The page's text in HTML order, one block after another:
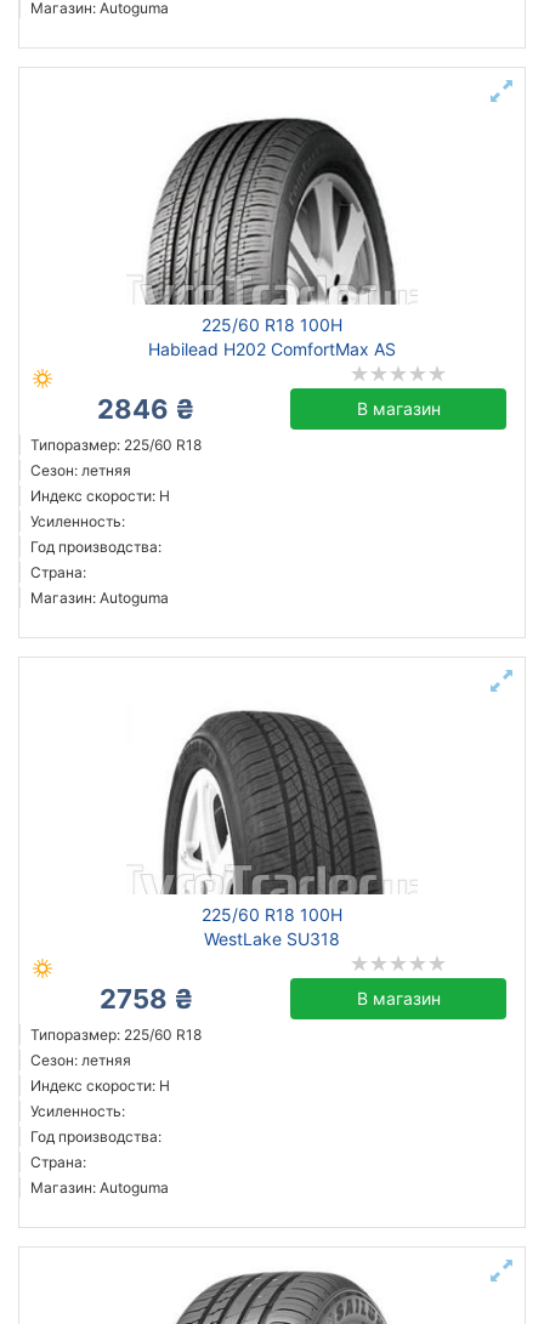
Магазин: Autoguma
225/60 R18 100H
Habilead H202 ComfortMax AS
2846 ₴ В магазин
Типоразмер: 225/60 R18
Сезон: летняя
Индекс скорости: H
Усиленность:
Год производства:
Страна:
Магазин: Autoguma
225/60 R18 100H
WestLake SU318
2758 ₴ В магазин
Типоразмер: 225/60 R18
Сезон: летняя
Индекс скорости: H
Усиленность:
Год производства:
Страна:
Магазин: Autoguma